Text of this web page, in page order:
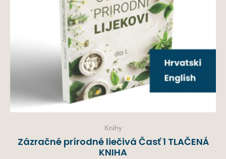
Knihy
Zázračné prírodné liečivá Časť 1 TLAČENÁ
KNIHA